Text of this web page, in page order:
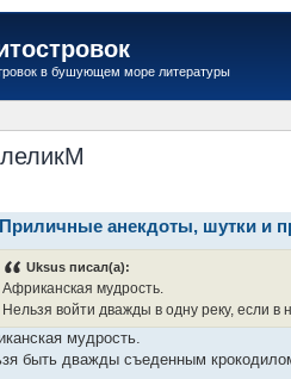
в бушующем море литературы
анекдоты, шутки и
Uksus писал(а):
Африканская мудрость.
Нельзя войти дважды в одну реку, если
мудрость.
быть дважды съеденным